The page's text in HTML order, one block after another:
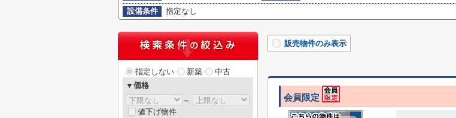
設備条件
指定なし
販売物件のみ表示
会員限定
指定しない 新築
中古
▼価格
～
値下げ物件